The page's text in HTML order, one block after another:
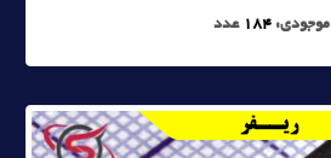
موجودی: 184 عدد